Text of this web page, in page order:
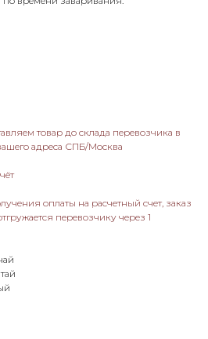
товар до склада перевозчика в
адреса СПБ/Москва
оплаты на расчетный счет, заказ
перевозчику через 1